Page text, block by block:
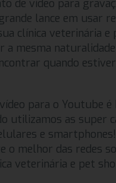
de vídeo para
lance em usar
clínica veterinária e
a mesma
quando
para o Youtube é
utilizamos as super
e smartphones!
o melhor das redes
veterinária e pet